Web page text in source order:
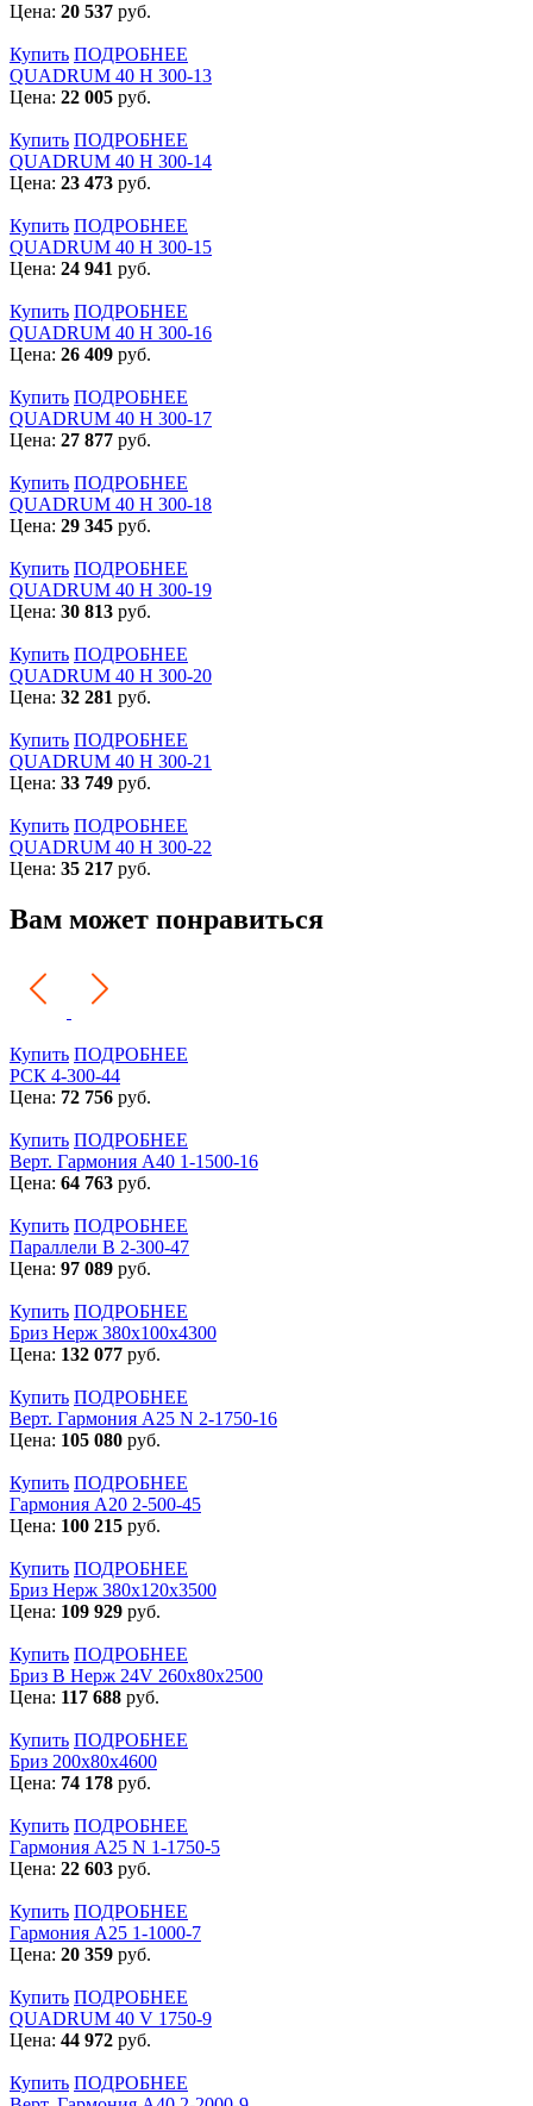
Цена: 20 537 руб.
Купить ПОДРОБНЕЕ
QUADRUM 40 H 300-13
Цена: 22 005 руб.
Купить ПОДРОБНЕЕ
QUADRUM 40 H 300-14
Цена: 23 473 руб.
Купить ПОДРОБНЕЕ
QUADRUM 40 H 300-15
Цена: 24 941 руб.
Купить ПОДРОБНЕЕ
QUADRUM 40 H 300-16
Цена: 26 409 руб.
Купить ПОДРОБНЕЕ
QUADRUM 40 H 300-17
Цена: 27 877 руб.
Купить ПОДРОБНЕЕ
QUADRUM 40 H 300-18
Цена: 29 345 руб.
Купить ПОДРОБНЕЕ
QUADRUM 40 H 300-19
Цена: 30 813 руб.
Купить ПОДРОБНЕЕ
QUADRUM 40 H 300-20
Цена: 32 281 руб.
Купить ПОДРОБНЕЕ
QUADRUM 40 H 300-21
Цена: 33 749 руб.
Купить ПОДРОБНЕЕ
QUADRUM 40 H 300-22
Цена: 35 217 руб.
Вам может понравиться
Купить ПОДРОБНЕЕ
РСК 4-300-44
Цена: 72 756 руб.
Купить ПОДРОБНЕЕ
Верт. Гармония А40 1-1500-16
Цена: 64 763 руб.
Купить ПОДРОБНЕЕ
Параллели В 2-300-47
Цена: 97 089 руб.
Купить ПОДРОБНЕЕ
Бриз Нерж 380х100х4300
Цена: 132 077 руб.
Купить ПОДРОБНЕЕ
Верт. Гармония А25 N 2-1750-16
Цена: 105 080 руб.
Купить ПОДРОБНЕЕ
Гармония А20 2-500-45
Цена: 100 215 руб.
Купить ПОДРОБНЕЕ
Бриз Нерж 380х120х3500
Цена: 109 929 руб.
Купить ПОДРОБНЕЕ
Бриз В Нерж 24V 260x80x2500
Цена: 117 688 руб.
Купить ПОДРОБНЕЕ
Бриз 200х80х4600
Цена: 74 178 руб.
Купить ПОДРОБНЕЕ
Гармония А25 N 1-1750-5
Цена: 22 603 руб.
Купить ПОДРОБНЕЕ
Гармония А25 1-1000-7
Цена: 20 359 руб.
Купить ПОДРОБНЕЕ
QUADRUM 40 V 1750-9
Цена: 44 972 руб.
Купить ПОДРОБНЕЕ